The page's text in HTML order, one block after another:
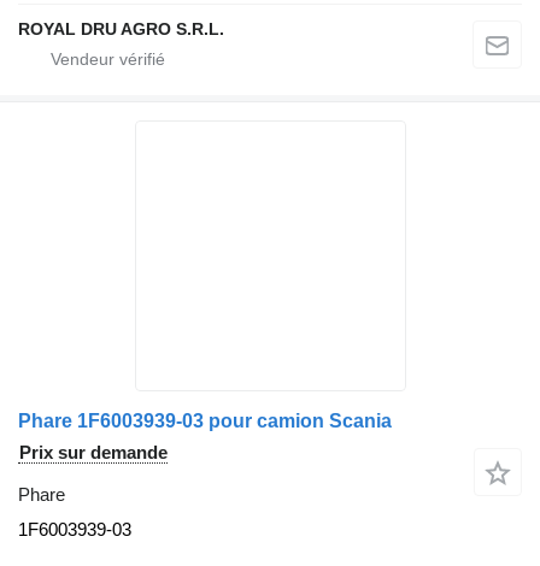
ROYAL DRU AGRO S.R.L.
Phare 1F6003939-03 pour camion Scania
Prix sur demande
Phare
1F6003939-03